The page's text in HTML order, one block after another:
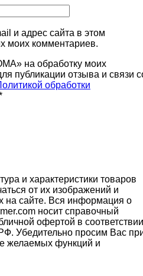
и адрес сайта в этом
моих комментариев.
на обработку моих
публикации отзыва и связи
обработки
и характеристики товаров
от их изображений и
на сайте. Вся информация о
носит справочный
офертой в соответствии
Убедительно просим Вас
желаемых функций и